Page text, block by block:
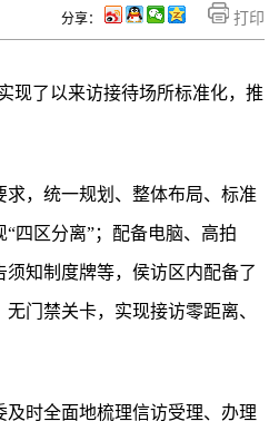
打印
分享：
现了以来访接待场所标准化，推
，统一规划、整体布局、标准
四区分离”；配备电脑、高拍
知制度牌等，侯访区内配备了
门禁关卡，实现接访零距离、
时全面地梳理信访受理、办理